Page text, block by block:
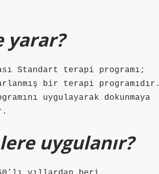
yarar?
Standart terapi programı;
bir terapi programıdır.
uygulayarak dokunmaya
uygulanır?